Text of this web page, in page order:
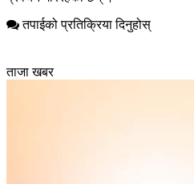
तपाईको प्रतिक्रिया दिनुहोस्
ताजा खबर